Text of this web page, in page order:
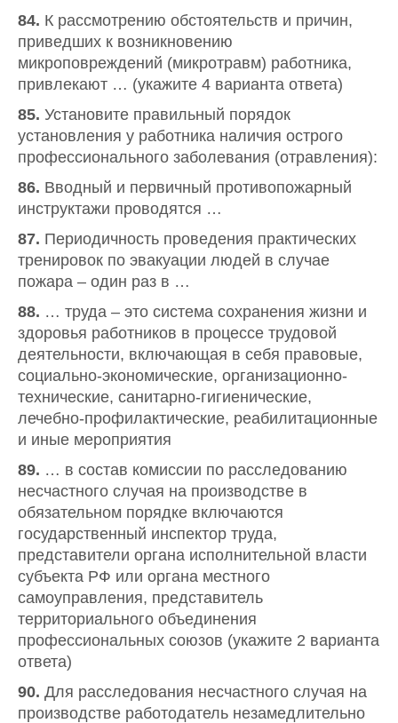
84. К рассмотрению обстоятельств и причин,
приведших к возникновению
микроповреждений (микротравм) работника,
привлекают … (укажите 4 варианта ответа)
85. Установите правильный порядок
установления у работника наличия острого
профессионального заболевания (отравления):
86. Вводный и первичный противопожарный
инструктажи проводятся …
87. Периодичность проведения практических
тренировок по эвакуации людей в случае
пожара – один раз в …
88. … труда – это система сохранения жизни и
здоровья работников в процессе трудовой
деятельности, включающая в себя правовые,
социально-экономические, организационно-
технические, санитарно-гигиенические,
лечебно-профилактические, реабилитационные
и иные мероприятия
89. … в состав комиссии по расследованию
несчастного случая на производстве в
обязательном порядке включаются
государственный инспектор труда,
представители органа исполнительной власти
субъекта РФ или органа местного
самоуправления, представитель
территориального объединения
профессиональных союзов (укажите 2 варианта
ответа)
90. Для расследования несчастного случая на
производстве работодатель незамедлительно